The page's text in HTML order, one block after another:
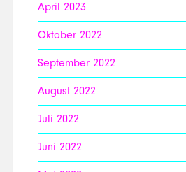
April 2023
Oktober 2022
September 2022
August 2022
Juli 2022
Juni 2022